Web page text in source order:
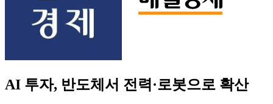
AI 투자, 반도체서 전력·로봇으로 확산